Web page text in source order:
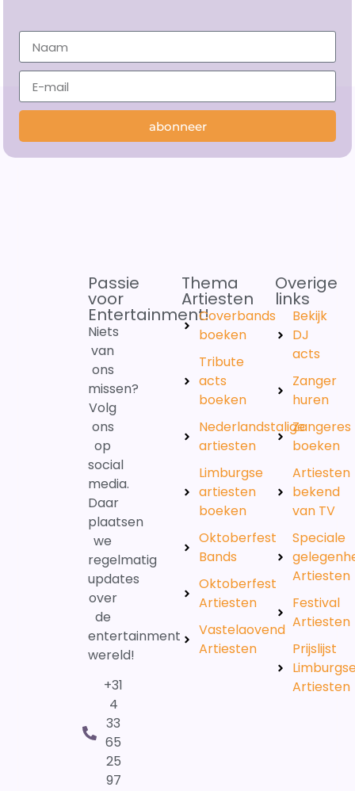
abonneer
Passie
voor
Entertainment!
Niets
van
ons
missen?
Volg
ons
op
social
media.
Daar
plaatsen
we
regelmatig
updates
over
de
entertainment
wereld!
+31
4
33
65
25
97
Thema
Artiesten
Coverbands
boeken
Tribute
acts
boeken
Nederlandstalige
artiesten
Limburgse
artiesten
boeken
Oktoberfest
Bands
Oktoberfest
Artiesten
Vastelaovend
Artiesten
Overige
links
Bekijk
DJ
acts
Zanger
huren
Zangeres
boeken
Artiesten
bekend
van TV
Speciale
Artiesten
Festival
Artiesten
Prijslijst
Artiesten